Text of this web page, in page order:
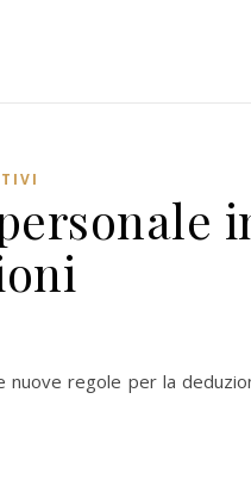
nuove regole per la